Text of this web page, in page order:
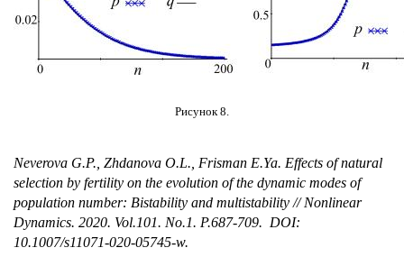
Рисунок 8.
Neverova G.P., Zhdanova O.L., Frisman E.Ya. Effects of natural
selection by fertility on the evolution of the dynamic modes of
population number: Bistability and multistability // Nonlinear
Dynamics. 2020. Vol.101. No.1. P.687-709. DOI:
10.1007/s11071-020-05745-w.